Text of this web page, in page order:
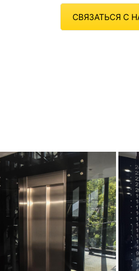
СВЯЗАТЬСЯ С